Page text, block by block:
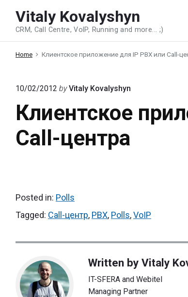
content
Vitaly Kovalyshyn
CRM, Call Centre, VoIP, Running and more... ;)
Home Клиентское приложение для IP PBX или Call-
10/02/2012 by Vitaly Kovalyshyn
Клиентское
Call-центра
Posted in: Polls
Tagged: Call-центр, PBX, Polls,VoIP
Written by Vitaly
IT-SFERA and Webitel
Managing Partner